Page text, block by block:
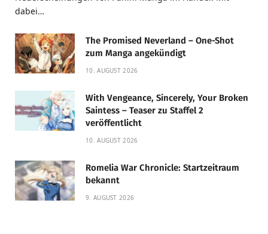
dabei…
The Promised Neverland – One-Shot
zum Manga angekündigt
10. AUGUST 2026
With Vengeance, Sincerely, Your Broken
Saintess – Teaser zu Staffel 2
veröffentlicht
10. AUGUST 2026
Romelia War Chronicle: Startzeitraum
bekannt
9. AUGUST 2026